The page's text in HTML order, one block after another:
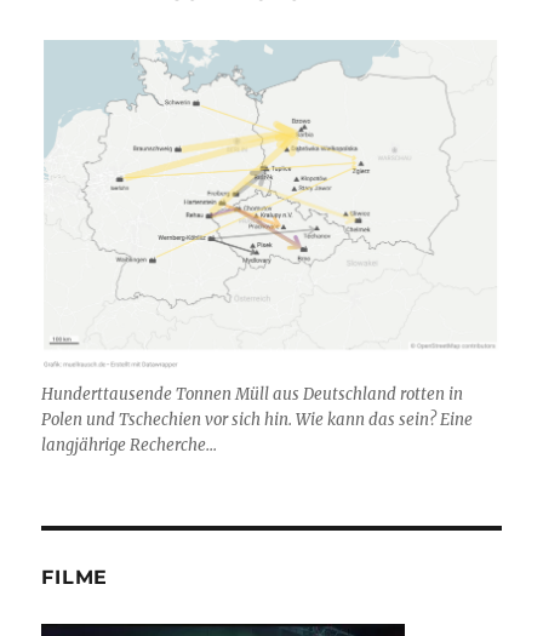
Hunderttausende Tonnen Müll aus Deutschland rotten in
Polen und Tschechien vor sich hin. Wie kann das sein? Eine
langjährige Recherche...
FILME